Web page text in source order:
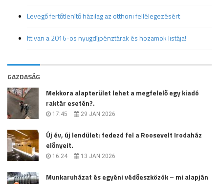
Levegő fertőtlenítő házilag az otthoni fellélegezésért
Itt van a 2016-os nyugdíjpénztárak és hozamok listája!
GAZDASÁG
Mekkora alapterület lehet a megfelelő egy kiadó
raktár esetén?.
17:45 29 JAN 2026
Új év, új lendület: fedezd fel a Roosevelt Irodaház
előnyeit.
16:24 13 JAN 2026
Munkaruházat és egyéni védőeszközök – mi alapján